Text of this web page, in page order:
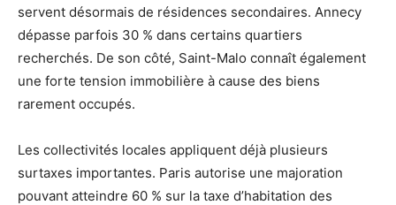
servent désormais de résidences secondaires. Annecy
dépasse parfois 30 % dans certains quartiers
recherchés. De son côté, Saint-Malo connaît également
une forte tension immobilière à cause des biens
rarement occupés.
Les collectivités locales appliquent déjà plusieurs
surtaxes importantes. Paris autorise une majoration
pouvant atteindre 60 % sur la taxe d’habitation des